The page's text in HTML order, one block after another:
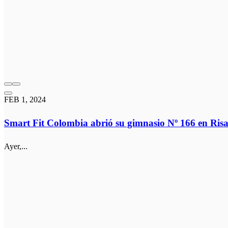
FEB 1, 2024
Smart Fit Colombia abrió su gimnasio Nº 166 en
Ayer,...